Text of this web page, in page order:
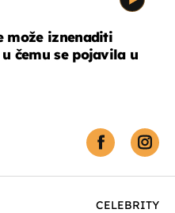
može iznenaditi
čemu se pojavila u
CELEBRITY